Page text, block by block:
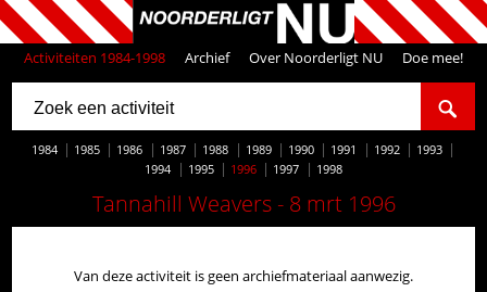
Activiteiten 1984-1998 Archief Over Noorderligt NU Doe mee!
1984 1985 1986 1987 1988 1989 1990 1991 1992
1993
1994
1995 1996 1997 1998
Tannahill Weavers - 8 mrt 1996
Van deze activiteit is geen archiefmateriaal aanwezig.